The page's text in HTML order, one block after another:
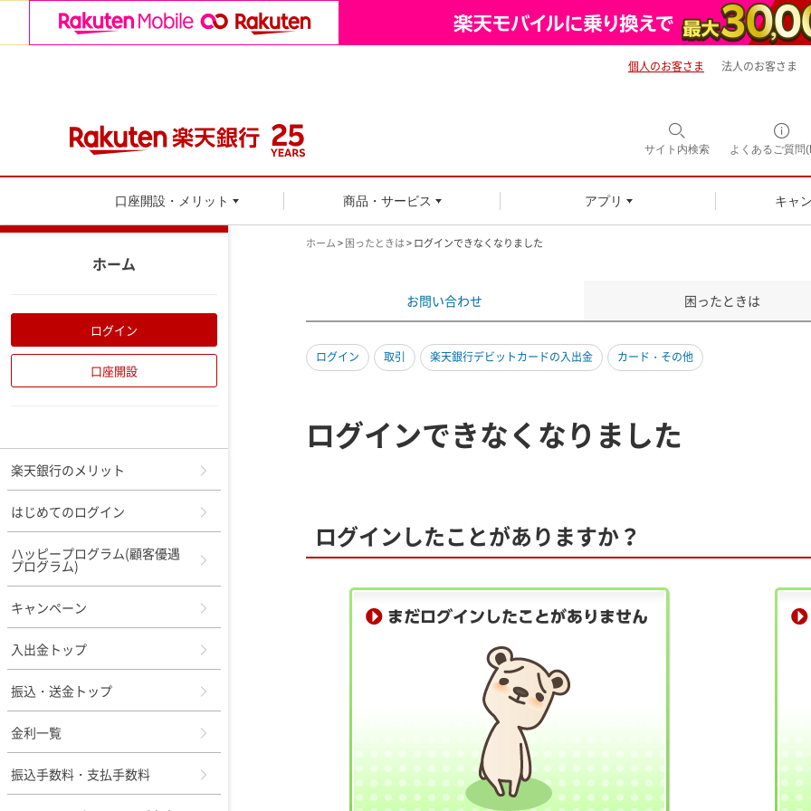
個人のお客さま 法人のお客さま
サイト内検索 よくあるご質問
口座開設・メリット 商品・サービス アプリ キャ
ホーム
ログイン
口座開設
楽天銀行のメリット
はじめてのログイン
ハッピープログラム(顧客優遇
プログラム)
キャンペーン
入出金トップ
振込・送金トップ
金利一覧
振込手数料・支払手数料
ホーム>困ったときは> ログインできなくなりました
お問い合わせ 困ったときは
ログイン 取引 楽天銀行デビットカードの入出金 カード・その他
ログインできなくなりました
ログインしたことがありますか？